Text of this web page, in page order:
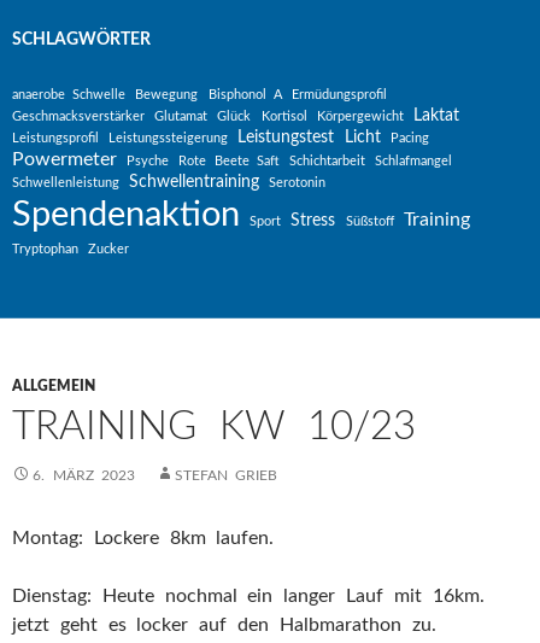
SCHLAGWÖRTER
anaerobe Schwelle Bewegung Bisphonol A
Ermüdungsprofil
Geschmacksverstärker
Glutamat Glück Kortisol Körpergewicht Laktat
Leistungsprofil Leistungssteigerung Leistungstest Licht Pacing
Powermeter Psyche Rote Beete Saft Schichtarbeit
Schlafmangel
Schwellenleistung
Schwellentraining Serotonin
Spendenaktion Sport Stress Süßstoff Training
Tryptophan Zucker
ALLGEMEIN
TRAINING KW 10/23
6. MÄRZ 2023 STEFAN GRIEB
Montag: Lockere 8km laufen.
Dienstag: Heute nochmal ein langer Lauf mit 16km.
jetzt geht es locker auf den Halbmarathon zu.